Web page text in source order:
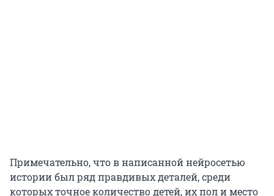
Примечательно, что в написанной нейросетью
истории был ряд правдивых деталей, среди
которых точное количество детей, их пол и место